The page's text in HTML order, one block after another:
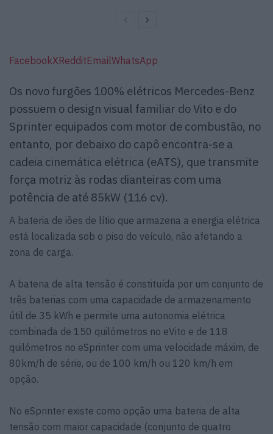
FacebookXRedditEmailWhatsApp
Os novo furgões 100% elétricos Mercedes-Benz
possuem o design visual familiar do Vito e do
Sprinter equipados com motor de combustão, no
entanto, por debaixo do capô encontra-se a
cadeia cinemática elétrica (eATS), que transmite
força motriz às rodas dianteiras com uma
potência de até 85kW (116 cv).
A bateria de iões de lítio que armazena a energia elétrica
está localizada sob o piso do veículo, não afetando a
zona de carga.
A bateria de alta tensão é constituída por um conjunto de
três baterias com uma capacidade de armazenamento
útil de 35 kWh e permite uma autonomia elétrica
combinada de 150 quilómetros no eVito e de 118
quilómetros no eSprinter com uma velocidade máxim, de
80km/h de série, ou de 100 km/h ou 120 km/h em
opção.
No eSprinter existe como opção uma bateria de alta
tensão com maior capacidade (conjunto de quatro